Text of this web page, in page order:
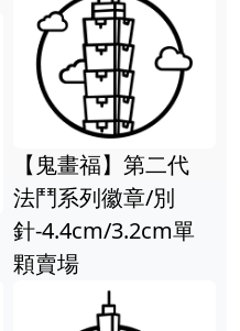
【鬼畫福】第二代
法鬥系列徽章/別
針-4.4cm/3.2cm單
顆賣場